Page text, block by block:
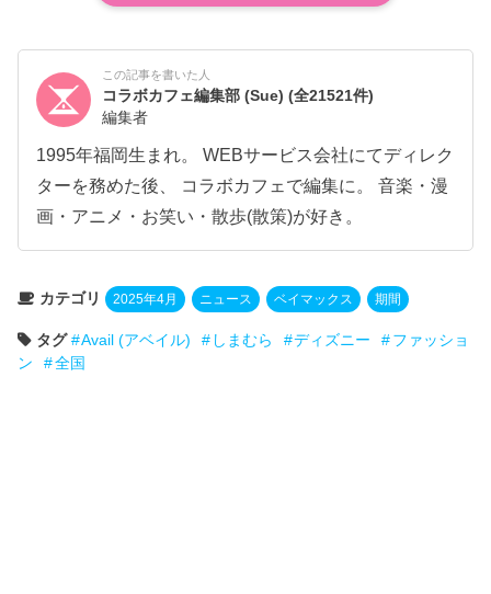
この記事を書いた人
コラボカフェ編集部 (Sue)(全21521件)
編集者
1995年福岡生まれ。 WEBサービス会社にてディレク
ターを務めた後、 コラボカフェで編集に。 音楽・漫
画・アニメ・お笑い・散歩(散策)が好き。
カテゴリ 2025年4月 ニュース ベイマックス 期間
タグ Avail (アベイル) しまむら ディズニー
ファッショ
ン
全国